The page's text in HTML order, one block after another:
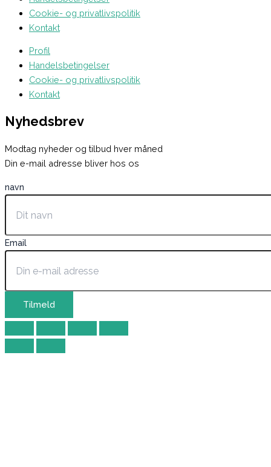
Cookie- og privatlivspolitik
Kontakt
Profil
Handelsbetingelser
Cookie- og privatlivspolitik
Kontakt
Nyhedsbrev
Modtag nyheder og tilbud hver måned
Din e-mail adresse bliver hos os
navn
Email
Tilmeld